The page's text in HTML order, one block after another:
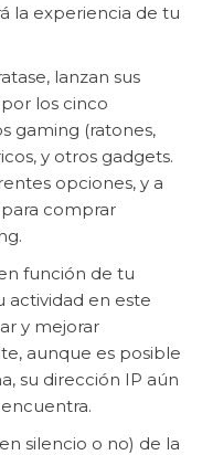
la experiencia de tu
lanzan sus
los cinco
gaming (ratones,
y otros gadgets.
opciones, y a
comprar
función de tu
actividad en este
y mejorar
aunque es posible
su dirección IP aún
silencio o no) de la